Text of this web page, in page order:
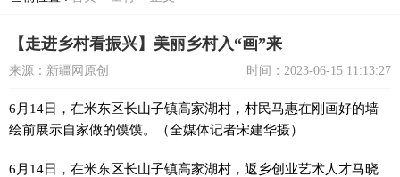
【走进乡村看振兴】美丽乡村入“画”来
来源：新疆网原创 时间：2023-06-15 11:13:27
6月14日，在米东区长山子镇高家湖村，村民马惠在刚画好的墙
绘前展示自家做的馍馍。（全媒体记者宋建华摄）
6月14日，在米东区长山子镇高家湖村，返乡创业艺术人才马晓